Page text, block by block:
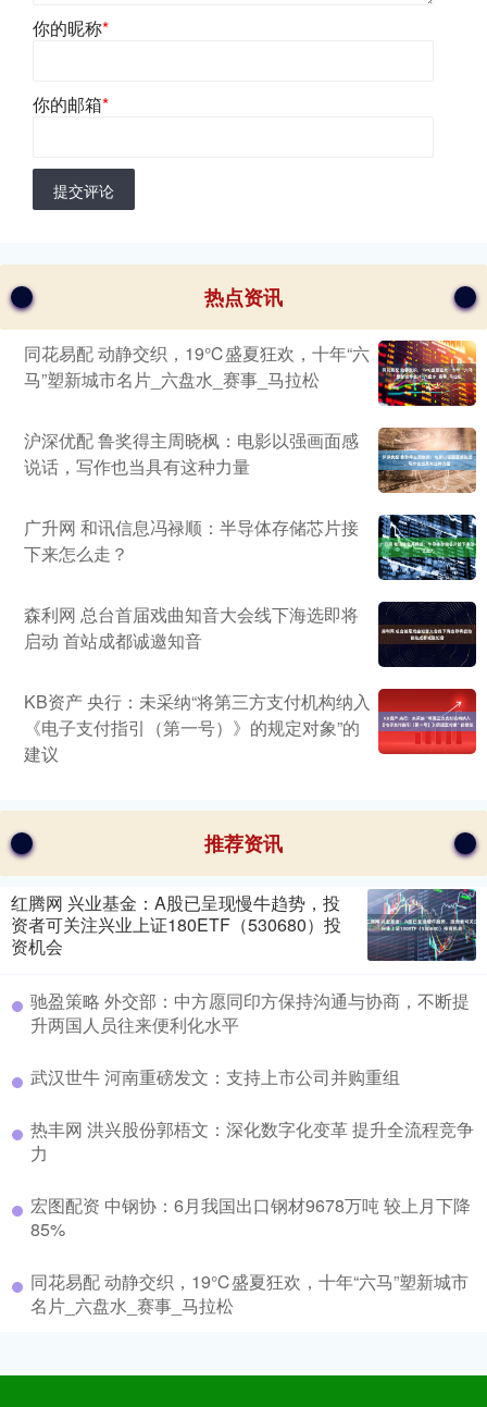
你的昵称*
你的邮箱*
提交评论
热点资讯
同花易配 动静交织，19℃盛夏狂欢，十年“六
马”塑新城市名片_六盘水_赛事_马拉松
沪深优配 鲁奖得主周晓枫：电影以强画面感
说话，写作也当具有这种力量
广升网 和讯信息冯禄顺：半导体存储芯片接
下来怎么走？
森利网 总台首届戏曲知音大会线下海选即将
启动 首站成都诚邀知音
KB资产 央行：未采纳“将第三方支付机构纳入
《电子支付指引（第一号）》的规定对象”的
建议
推荐资讯
红腾网 兴业基金：A股已呈现慢牛趋势，投
资者可关注兴业上证180ETF（530680）投
资机会
驰盈策略 外交部：中方愿同印方保持沟通与协商，不断提
升两国人员往来便利化水平
武汉世牛 河南重磅发文：支持上市公司并购重组
热丰网 洪兴股份郭梧文：深化数字化变革 提升全流程竞争
力
宏图配资 中钢协：6月我国出口钢材9678万吨 较上月下降
85%
同花易配 动静交织，19℃盛夏狂欢，十年“六马”塑新城市
名片_六盘水_赛事_马拉松